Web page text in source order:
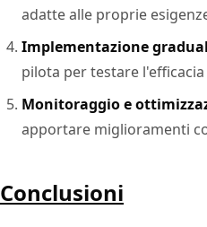
adatte alle proprie
Implementazione
pilota per testare
Monitoraggio e
apportare miglioramenti
Conclusioni